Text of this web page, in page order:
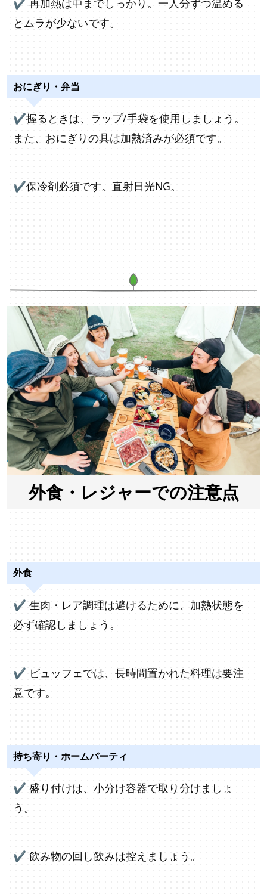
✔ 再加熱は中までしっかり。一人分ずつ温める
とムラが少ないです。
おにぎり・弁当
✔握るときは、ラップ/手袋を使用しましょう。
また、おにぎりの具は加熱済みが必須です。
✔保冷剤必須です。直射日光NG。
外食・レジャーでの注意点
外食
✔ 生肉・レア調理は避けるために、加熱状態を
必ず確認しましょう。
✔ ビュッフェでは、長時間置かれた料理は要注
意です。
持ち寄り・ホームパーティ
✔ 盛り付けは、小分け容器で取り分けましょ
う。
✔ 飲み物の回し飲みは控えましょう。